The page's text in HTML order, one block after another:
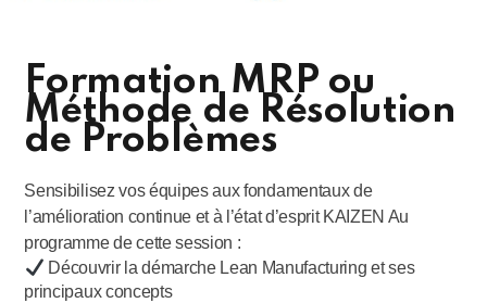
Formation MRP ou
Méthode de Résolution
de Problèmes
Sensibilisez vos équipes aux fondamentaux de
l’amélioration continue et à l’état d’esprit KAIZEN Au
programme de cette session :
Découvrir la démarche Lean Manufacturing et ses
principaux concepts